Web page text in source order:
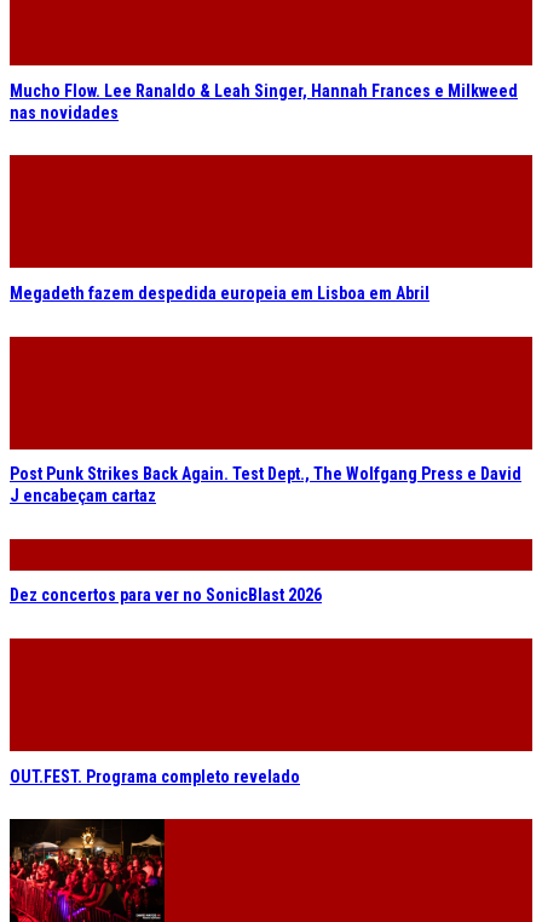
Mucho Flow. Lee Ranaldo & Leah Singer, Hannah Frances e Milkweed
nas novidades
Megadeth fazem despedida europeia em Lisboa em Abril
Post Punk Strikes Back Again. Test Dept., The Wolfgang Press e David
J encabeçam cartaz
Dez concertos para ver no SonicBlast 2026
OUT.FEST. Programa completo revelado